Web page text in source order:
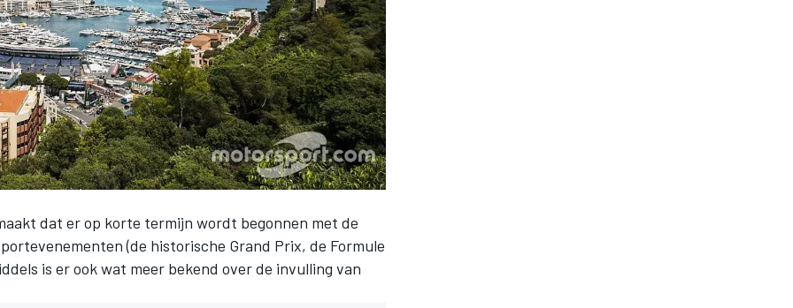
dat er op korte termijn wordt begonnen met de
(de historische Grand Prix, de Formule
is er ook wat meer bekend over de invulling van